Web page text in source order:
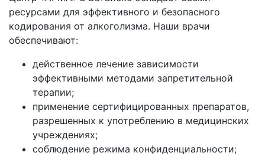
ресурсами для эффективного и безопасного
кодирования от алкоголизма. Наши врачи
обеспечивают:
действенное лечение зависимости
эффективными методами запретительной
терапии;
применение сертифицированных препаратов,
разрешенных к употреблению в медицинских
учреждениях;
соблюдение режима конфиденциальности;